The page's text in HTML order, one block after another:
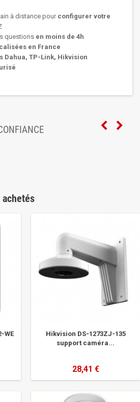
à distance pour configurer votre
questions en moins de 4h
en France
Dahua, TP-Link, Hikvision
WE
Hikvision DS-1273ZJ-135
support caméra...
28,41 €